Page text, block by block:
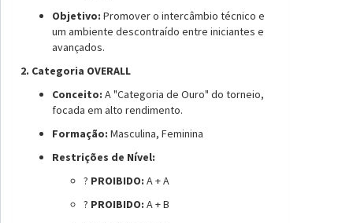
Objetivo: Promover o intercâmbio técnico e
um ambiente descontraído entre iniciantes e
avançados.
2. Categoria OVERALL
Conceito: A "Categoria de Ouro" do torneio,
focada em alto rendimento.
Formação: Masculina, Feminina
Restrições de Nível:
? PROIBIDO: A + A
? PROIBIDO: A + B